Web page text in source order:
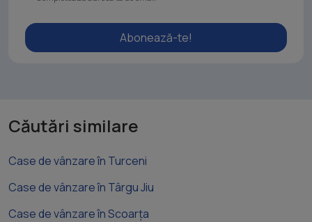
Abonează-te!
Căutări similare
Case de vânzare în Turceni
Case de vânzare în Târgu Jiu
Case de vânzare în Scoarța